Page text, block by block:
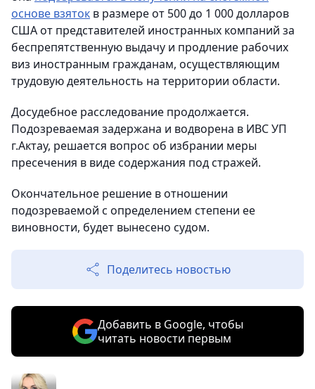
основе взяток в размере от 500 до 1 000 долларов
США от представителей иностранных компаний за
беспрепятственную выдачу и продление рабочих
виз иностранным гражданам, осуществляющим
трудовую деятельность на территории области.
Досудебное расследование продолжается.
Подозреваемая задержана и водворена в ИВС УП
г.Актау, решается вопрос об избрании меры
пресечения в виде содержания под стражей.
Окончательное решение в отношении
подозреваемой с определением степени ее
виновности, будет вынесено судом.
Поделитесь новостью
Добавить в Google, чтобы
читать новости первым